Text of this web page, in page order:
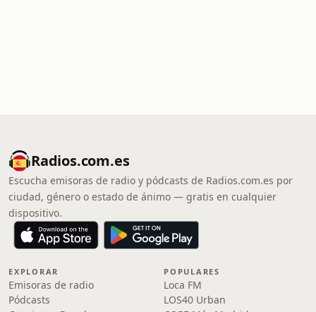
Radios.com.es
Escucha emisoras de radio y pódcasts de Radios.com.es por
ciudad, género o estado de ánimo — gratis en cualquier
dispositivo.
EXPLORAR
Emisoras de radio
Pódcasts
POPULARES
Loca FM
LOS40 Urban